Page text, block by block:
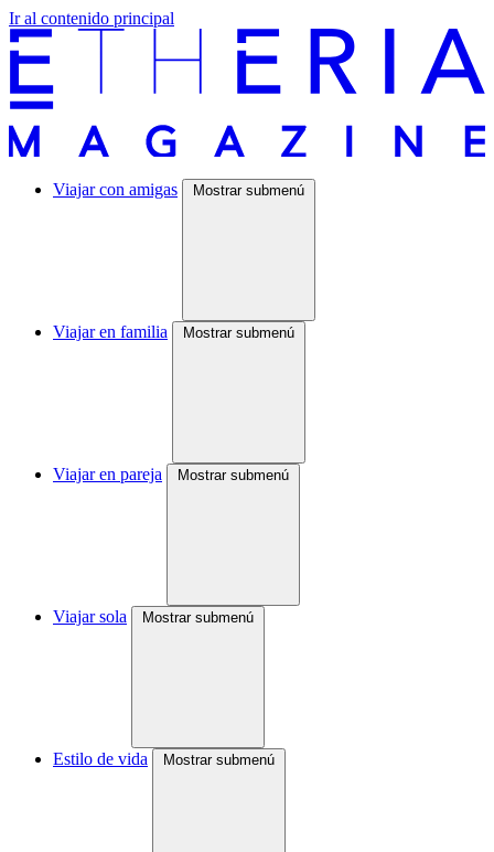
Ir al contenido principal
Viajar con amigas Mostrar submenú
Viajar en familia Mostrar submenú
Viajar en pareja Mostrar submenú
Viajar sola Mostrar submenú
Estilo de vida Mostrar submenú